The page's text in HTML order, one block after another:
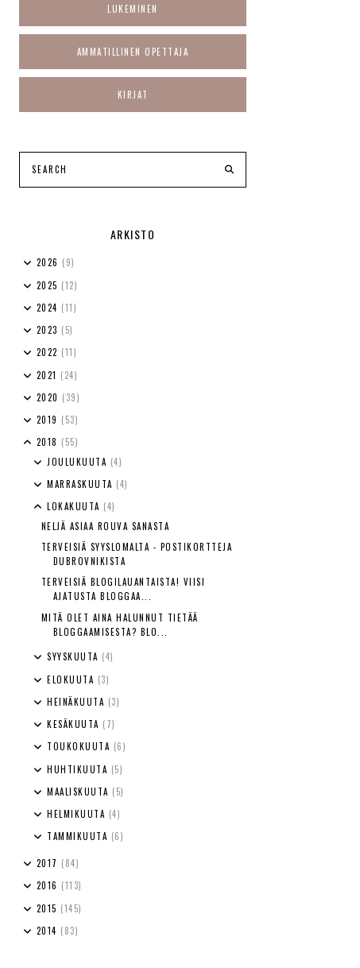
LUKEMINEN
AMMATILLINEN OPETTAJA
KIRJAT
ARKISTO
2026 (9)
2025 (12)
2024 (11)
2023 (5)
2022 (11)
2021 (24)
2020 (39)
2019 (53)
2018 (55)
JOULUKUUTA (4)
MARRASKUUTA (4)
LOKAKUUTA (4)
NELJÄ ASIAA ROUVA SANASTA
TERVEISIÄ SYYSLOMALTA - POSTIKORTTEJA
DUBROVNIKISTA
TERVEISIÄ BLOGILAUANTAISTA! VIISI
AJATUSTA BLOGGAA...
MITÄ OLET AINA HALUNNUT TIETÄÄ
BLOGGAAMISESTA? BLO...
SYYSKUUTA (4)
ELOKUUTA (3)
HEINÄKUUTA (3)
KESÄKUUTA (7)
TOUKOKUUTA (6)
HUHTIKUUTA (5)
MAALISKUUTA (5)
HELMIKUUTA (4)
TAMMIKUUTA (6)
2017 (84)
2016 (113)
2015 (145)
2014 (83)